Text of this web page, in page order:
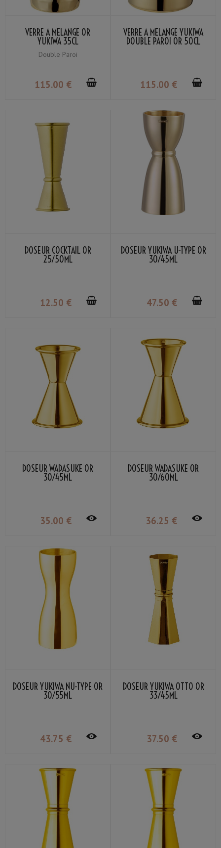
VERRE À MÉLANGE OR
YUKIWA 35CL
Double Paroi
115.00 €
VERRE À MÉLANGE YUKIWA
DOUBLE PAROI OR 50CL
115.00 €
DOSEUR COCKTAIL OR
25/50ML
12.50 €
DOSEUR YUKIWA U-TYPE OR
30/45ML
47.50 €
DOSEUR WADASUKE OR
30/45ML
35.00 €
DOSEUR WADASUKE OR
30/60ML
36.25 €
DOSEUR YUKIWA NU-TYPE OR
30/55ML
43.75 €
DOSEUR YUKIWA OTTO OR
33/45ML
37.50 €